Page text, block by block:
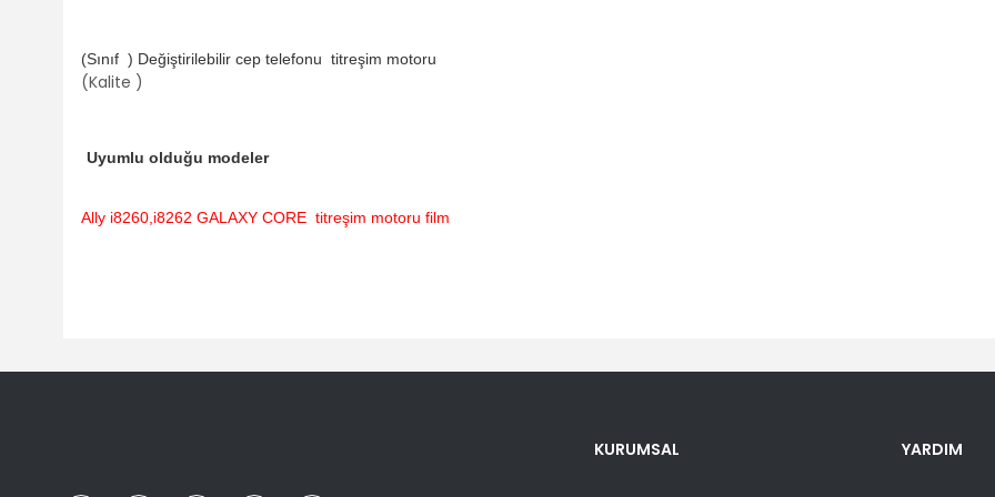
(Sınıf ) Değiştirilebilir cep telefonu titreşim motoru
(Kalite )
Uyumlu olduğu modeler
Ally i8260,i8262 GALAXY CORE titreşim motoru film
Görüş ve önerileriniz için teşekkür ederiz.
KURUMSAL YARDIM